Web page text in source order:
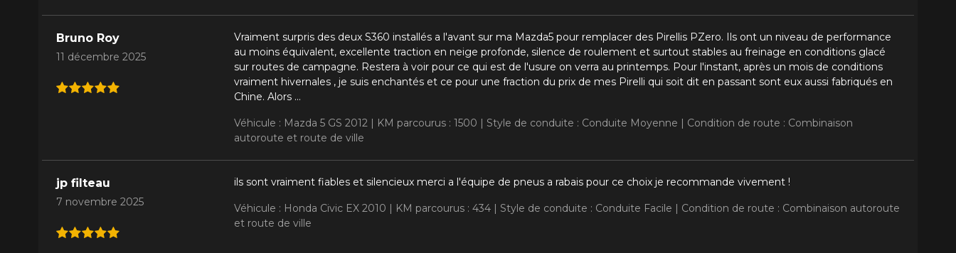
Bruno Roy
11 décembre 2025
Vraiment surpris des deux S360 installés a l'avant sur ma Mazda5 pour remplacer des Pirellis PZero. Ils ont un niveau de performance
au moins équivalent, excellente traction en neige profonde, silence de roulement et surtout stables au freinage en conditions glacé
sur routes de campagne. Restera à voir pour ce qui est de l'usure on verra au printemps. Pour l'instant, après un mois de conditions
vraiment hivernales , je suis enchantés et ce pour une fraction du prix de mes Pirelli qui soit dit en passant sont eux aussi fabriqués en
Chine. Alors ...
Véhicule : Mazda 5 GS 2012 | KM parcourus : 1500 | Style de conduite : Conduite Moyenne | Condition de route : Combinaison
autoroute et route de ville
jp filteau
7 novembre 2025
ils sont vraiment fiables et silencieux merci a l'équipe de pneus a rabais pour ce choix je recommande vivement !
Véhicule : Honda Civic EX 2010 | KM parcourus : 434 | Style de conduite : Conduite Facile | Condition de route : Combinaison autoroute
et route de ville